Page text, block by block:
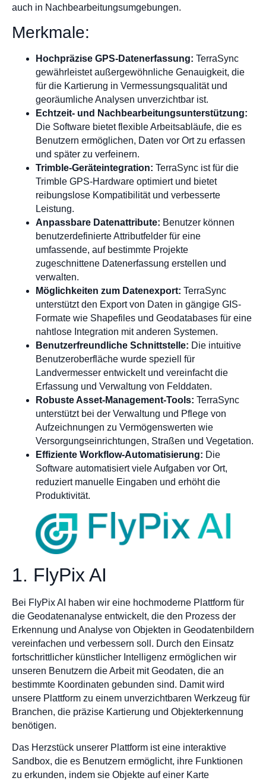
auch in Nachbearbeitungsumgebungen.
Merkmale:
Hochpräzise GPS-Datenerfassung: TerraSync
gewährleistet außergewöhnliche Genauigkeit, die
für die Kartierung in Vermessungsqualität und
georäumliche Analysen unverzichtbar ist.
Echtzeit- und Nachbearbeitungsunterstützung:
Die Software bietet flexible Arbeitsabläufe, die es
Benutzern ermöglichen, Daten vor Ort zu erfassen
und später zu verfeinern.
Trimble-Geräteintegration: TerraSync ist für die
Trimble GPS-Hardware optimiert und bietet
reibungslose Kompatibilität und verbesserte
Leistung.
Anpassbare Datenattribute: Benutzer können
benutzerdefinierte Attributfelder für eine
umfassende, auf bestimmte Projekte
zugeschnittene Datenerfassung erstellen und
verwalten.
Möglichkeiten zum Datenexport: TerraSync
unterstützt den Export von Daten in gängige GIS-
Formate wie Shapefiles und Geodatabases für eine
nahtlose Integration mit anderen Systemen.
Benutzerfreundliche Schnittstelle: Die intuitive
Benutzeroberfläche wurde speziell für
Landvermesser entwickelt und vereinfacht die
Erfassung und Verwaltung von Felddaten.
Robuste Asset-Management-Tools: TerraSync
unterstützt bei der Verwaltung und Pflege von
Aufzeichnungen zu Vermögenswerten wie
Versorgungseinrichtungen, Straßen und Vegetation.
Effiziente Workflow-Automatisierung: Die
Software automatisiert viele Aufgaben vor Ort,
reduziert manuelle Eingaben und erhöht die
Produktivität.
1. FlyPix AI
Bei FlyPix AI haben wir eine hochmoderne Plattform für
die Geodatenanalyse entwickelt, die den Prozess der
Erkennung und Analyse von Objekten in Geodatenbildern
vereinfachen und verbessern soll. Durch den Einsatz
fortschrittlicher künstlicher Intelligenz ermöglichen wir
unseren Benutzern die Arbeit mit Geodaten, die an
bestimmte Koordinaten gebunden sind. Damit wird
unsere Plattform zu einem unverzichtbaren Werkzeug für
Branchen, die präzise Kartierung und Objekterkennung
benötigen.
Das Herzstück unserer Plattform ist eine interaktive
Sandbox, die es Benutzern ermöglicht, ihre Funktionen
zu erkunden, indem sie Objekte auf einer Karte